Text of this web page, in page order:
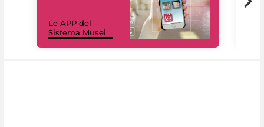
Le APP del
Sistema Musei